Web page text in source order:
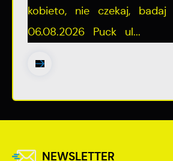
kobieto, nie czekaj, badaj
06.08.2026 Puck ul...
NEWSLETTER